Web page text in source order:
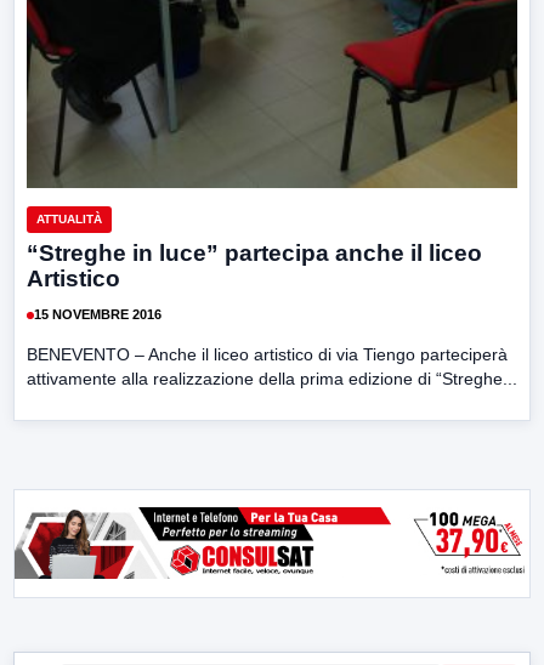
ATTUALITÀ
“Streghe in luce” partecipa anche il liceo
Artistico
15 NOVEMBRE 2016
BENEVENTO – Anche il liceo artistico di via Tiengo parteciperà
attivamente alla realizzazione della prima edizione di “Streghe...